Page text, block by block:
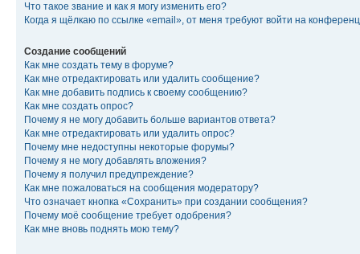
Что такое звание и как я могу изменить его?
Когда я щёлкаю по ссылке «email», от меня требуют войти на
Создание сообщений
Как мне создать тему в форуме?
Как мне отредактировать или удалить сообщение?
Как мне добавить подпись к своему сообщению?
Как мне создать опрос?
Почему я не могу добавить больше вариантов ответа?
Как мне отредактировать или удалить опрос?
Почему мне недоступны некоторые форумы?
Почему я не могу добавлять вложения?
Почему я получил предупреждение?
Как мне пожаловаться на сообщения модератору?
Что означает кнопка «Сохранить» при создании сообщения?
Почему моё сообщение требует одобрения?
Как мне вновь поднять мою тему?